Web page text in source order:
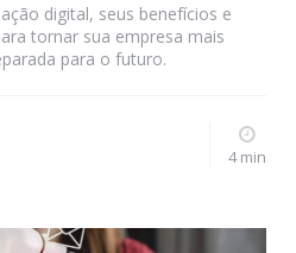
digital, seus benefícios e
tornar sua empresa mais
para o futuro.
4 min